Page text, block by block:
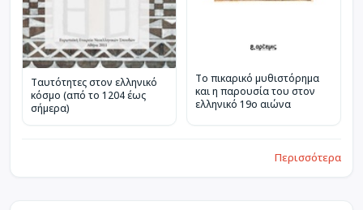
Ταυτότητες στον ελληνικό
κόσμο (από το 1204 έως
σήμερα)
Το πικαρικό μυθιστόρημα
και η παρουσία του στον
ελληνικό 19ο αιώνα
Περισσότερα